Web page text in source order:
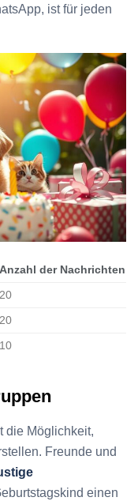
ist für jeden
Anzahl der Nachrichten
20
20
10
die Möglichkeit,
Freunde und
einen